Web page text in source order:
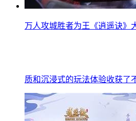
万人攻城胜者为王《逍遥诀》
质和沉浸式的玩法体验收获